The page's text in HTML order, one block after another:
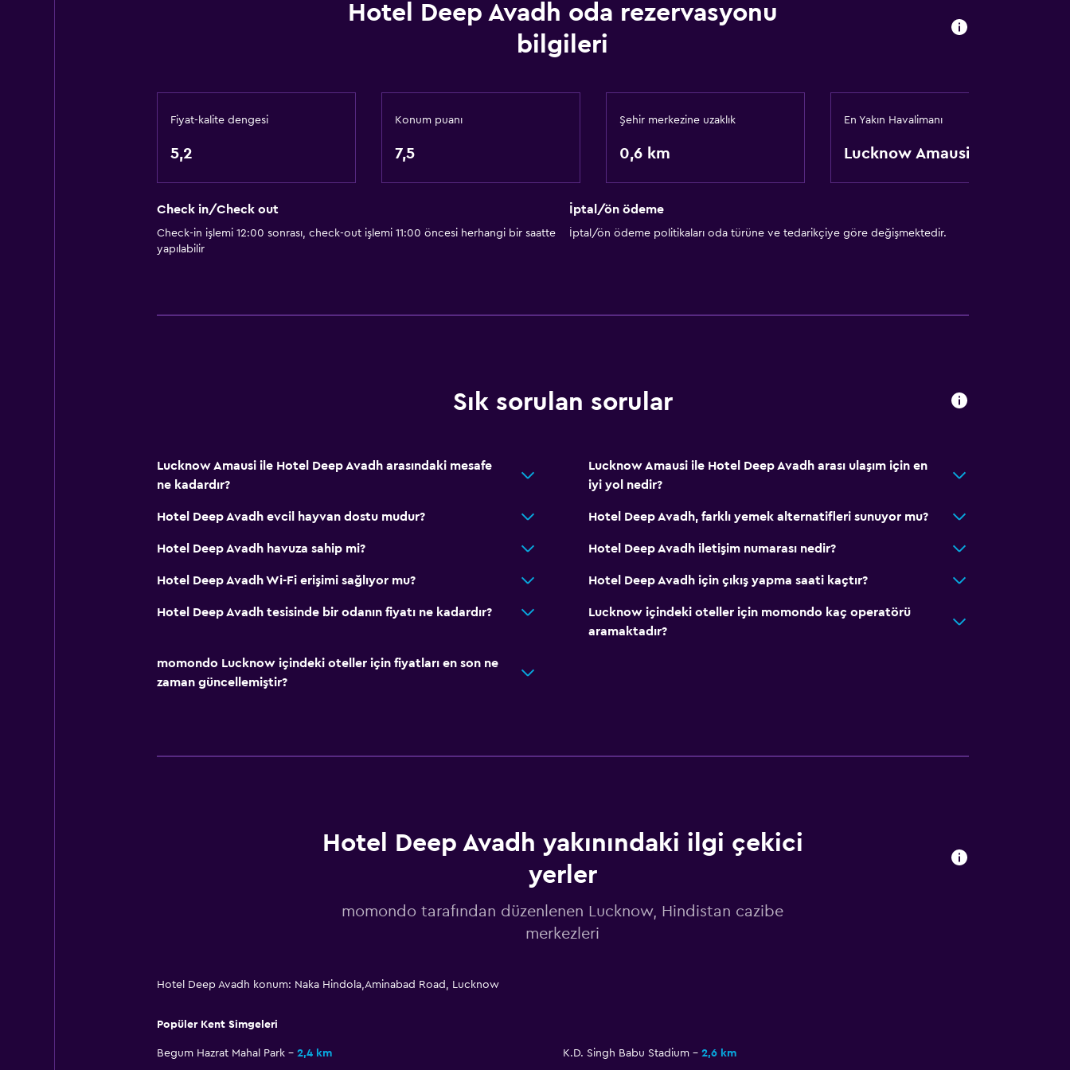
Hotel Deep Avadh oda rezervasyonu
bilgileri
Fiyat-kalite dengesi
5,2
Konum puanı
7,5
Şehir merkezine uzaklık
0,6 km
En Yakın Havalimanı
Lucknow Amausi
Check in/Check out
Check-in işlemi 12:00 sonrası, check-out işlemi 11:00 öncesi herhangi bir saatte
yapılabilir
İptal/ön ödeme
İptal/ön ödeme politikaları oda türüne ve tedarikçiye göre değişmektedir.
Sık sorulan sorular
Lucknow Amausi ile Hotel Deep Avadh arasındaki mesafe
ne kadardır?
Lucknow Amausi ile Hotel Deep Avadh arası ulaşım için en
iyi yol nedir?
Hotel Deep Avadh evcil hayvan dostu mudur? Hotel Deep Avadh, farklı yemek alternatifleri sunuyor mu?
Hotel Deep Avadh havuza sahip mi? Hotel Deep Avadh iletişim numarası nedir?
Hotel Deep Avadh Wi-Fi erişimi sağlıyor mu? Hotel Deep Avadh için çıkış yapma saati kaçtır?
Hotel Deep Avadh tesisinde bir odanın fiyatı ne kadardır?
Lucknow içindeki oteller için momondo kaç operatörü
aramaktadır?
momondo Lucknow içindeki oteller için fiyatları en son ne
zaman güncellemiştir?
Hotel Deep Avadh yakınındaki ilgi çekici
yerler
momondo tarafından düzenlenen Lucknow, Hindistan cazibe
merkezleri
Hotel Deep Avadh konum: Naka Hindola,Aminabad Road, Lucknow
Popüler Kent Simgeleri
Begum Hazrat Mahal Park 2,4 km K.D. Singh Babu Stadium 2,6 km